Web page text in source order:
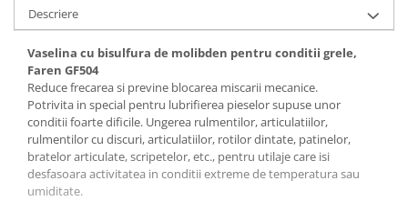
Descriere
Vaselina cu bisulfura de molibden pentru conditii grele,
Faren GF504
Reduce frecarea si previne blocarea miscarii mecanice.
Potrivita in special pentru lubrifierea pieselor supuse unor
conditii foarte dificile. Ungerea rulmentilor, articulatiilor,
rulmentilor cu discuri, articulatiilor, rotilor dintate, patinelor,
bratelor articulate, scripetelor, etc., pentru utilaje care isi
desfasoara activitatea in conditii extreme de temperatura sau
umiditate.